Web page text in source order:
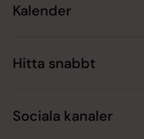
Kalender
Hitta snabbt
Sociala kanaler